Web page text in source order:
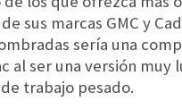
sus marcas GMC y
sería una
ser una versión muy
trabajo pesado.